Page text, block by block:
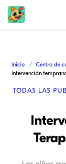
Inicio Centro de
TODAS LAS